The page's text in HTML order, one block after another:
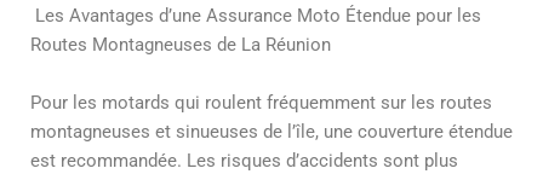
Les Avantages d’une Assurance Moto Étendue pour les
Routes Montagneuses de La Réunion
Pour les motards qui roulent fréquemment sur les routes
montagneuses et sinueuses de l’île, une couverture étendue
est recommandée. Les risques d’accidents sont plus